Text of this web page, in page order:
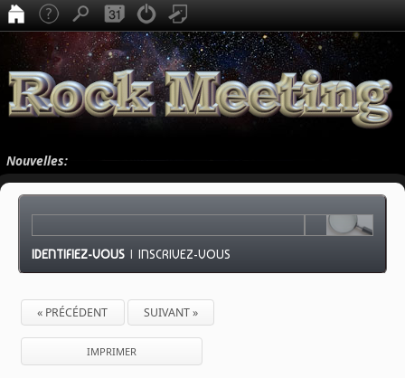
Nouvelles:
IDENTIFIEZ-VOUS |INSCRIVEZ-VOUS
« PRÉCÉDENT SUIVANT »
IMPRIMER